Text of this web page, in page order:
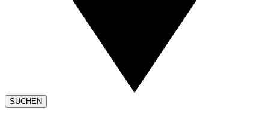
SUCHEN